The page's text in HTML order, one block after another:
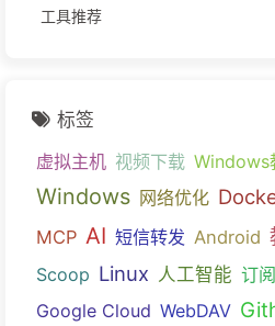
工具推荐
标签
虚拟主机 视频下载 Windows
Windows 网络优化
MCP AI 短信转发 Android
Scoop Linux 人工智能 订
Google Cloud WebDAV